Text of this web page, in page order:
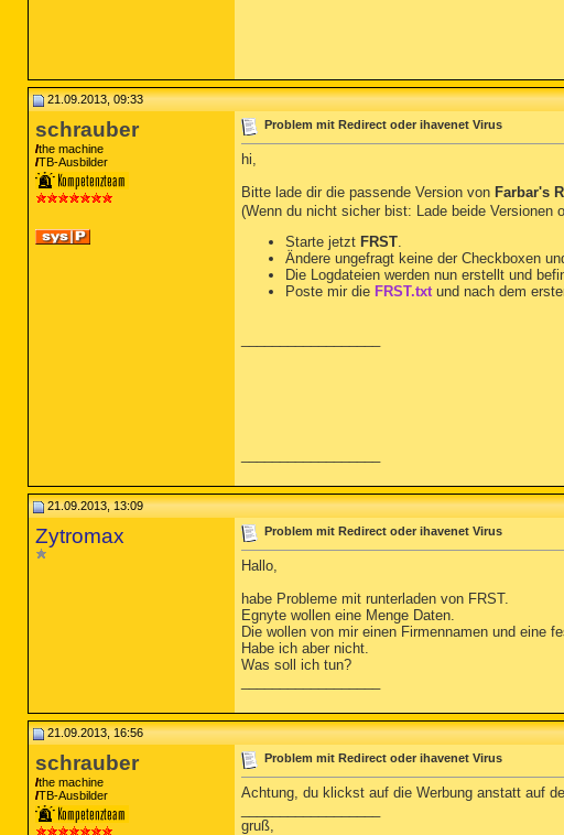
21.09.2013, 09:33
schrauber
the machine
TB-Ausbilder
Problem mit Redirect oder ihavenet Virus
hi,
Bitte lade dir die passende Version von Farbar's
(Wenn du nicht sicher bist: Lade beide
Starte jetzt FRST.
Ändere ungefragt keine der Checkboxen
Die Logdateien werden nun erstellt und
Poste mir die FRST.txtund nach dem
21.09.2013, 13:09
Zytromax Problem mit Redirect oder ihavenet Virus
Hallo,
habe Probleme mit runterladen von FRST.
Egnyte wollen eine Menge Daten.
Die wollen von mir einen Firmennamen und eine
Habe ich aber nicht.
Was soll ich tun?
21.09.2013, 16:56
schrauber
the machine
TB-Ausbilder
Problem mit Redirect oder ihavenet Virus
Achtung, du klickst auf die Werbung anstatt auf
gruß,